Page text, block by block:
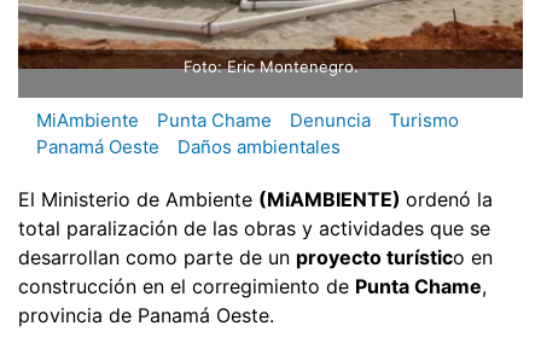
Foto: Eric Montenegro.
MiAmbiente Punta Chame Denuncia
Turismo
Panamá Oeste
Daños ambientales
El Ministerio de Ambiente (MiAMBIENTE) ordenó la
total paralización de las obras y actividades que se
desarrollan como parte de un proyecto turístico en
construcción en el corregimiento de Punta Chame,
provincia de Panamá Oeste.